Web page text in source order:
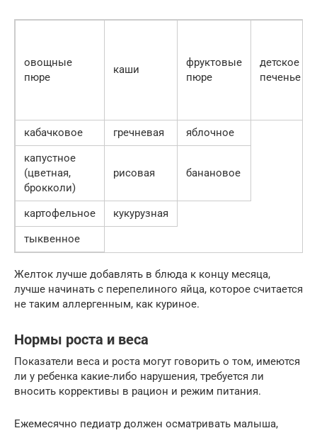
овощные
пюре
каши
фруктовые
пюре
детское
печенье
кабачковое гречневая
яблочное
капустное
(цветная,
брокколи)
рисовая банановое
картофельное
кукурузная
тыквенное
Желток лучше добавлять в блюда к концу месяца,
лучше начинать с перепелиного яйца, которое считается
не таким аллергенным, как куриное.
Нормы роста и веса
Показатели веса и роста могут говорить о том, имеются
ли у ребенка какие-либо нарушения, требуется ли
вносить коррективы в рацион и режим питания.
Ежемесячно педиатр должен осматривать малыша,